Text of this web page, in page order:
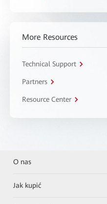
More Resources
Technical Support
Partners
Resource Center
O nas
Jak kupić